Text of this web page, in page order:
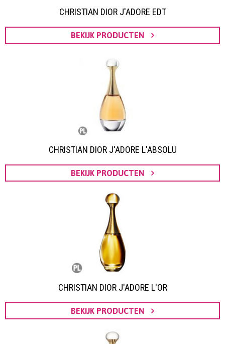
CHRISTIAN DIOR J'ADORE EDT
BEKIJK PRODUCTEN
CHRISTIAN DIOR J'ADORE L'ABSOLU
BEKIJK PRODUCTEN
CHRISTIAN DIOR J'ADORE L'OR
BEKIJK PRODUCTEN